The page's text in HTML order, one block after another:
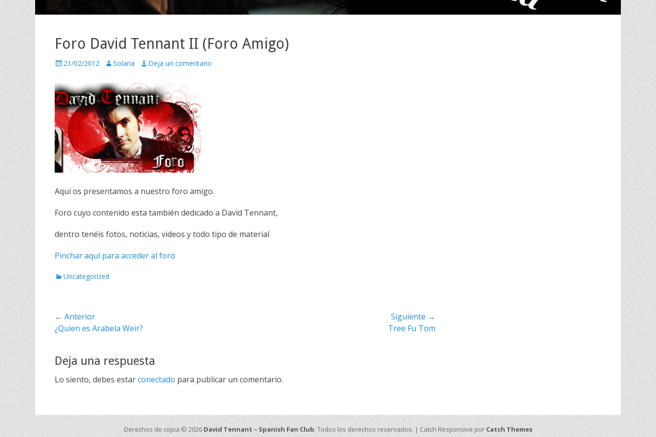
Foro David Tennant II (Foro Amigo)
P
b
l
i
c
a
d
o
e
21/02/2012
A
t
o
r
Solaria Deja un comentario
Aquí os presentamos a nuestro foro amigo.
Foro cuyo contenido esta también dedicado a David Tennant,
dentro tenéis fotos, noticias, videos y todo tipo de material
Pinchar aquí para acceder al foro
C
g
o
a
Uncategorized
Navegación
de
entradas
← Anterior
Entrada
¿Quien es Arabela Weir?
Siguiente →
Tree Fu Tom
Deja una respuesta
Lo siento, debes estarconectado para publicar un comentario.
Derechos de copia © 2026 David Tennant – Spanish Fan Club. Todos los derechos reservados. | Catch Responsive por Catch Themes